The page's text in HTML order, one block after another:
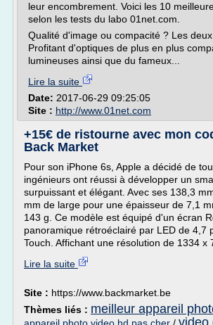
leur encombrement. Voici les 10
selon les tests du labo 01net.com.
Qualité d'image ou compacité ? Les
Profitant d'optiques de plus en plus
lumineuses ainsi que du fameux...
Lire la suite
Date: 2017-06-29 09:25:05
Site : http://www.01net.com
+15€ de ristourne avec mon
Back Market
Pour son iPhone 6s, Apple a décidé de
ingénieurs ont réussi à développer un
surpuissant et élégant. Avec ses 138,3
mm de large pour une épaisseur de 7,1
143 g. Ce modèle est équipé d'un écran
panoramique rétroéclairé par LED de 4,7
Touch. Affichant une résolution de 1334 x
Lire la suite
Site : https://www.backmarket.be
Thèmes liés : meilleur appareil
video